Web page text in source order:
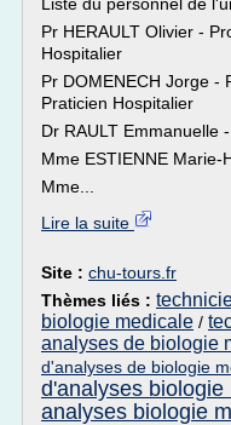
Pr HERAULT Olivier -
Hospitalier
Pr DOMENECH Jorge -
Praticien Hospitalier
Dr RAULT Emmanuelle
Mme ESTIENNE Marie-
Mme...
Lire la suite
Site : chu-tours.fr
Thèmes liés :
biologie medicale /
analyses de biologie
d'analyses de biologie
d'analyses biologie
analyses biologie